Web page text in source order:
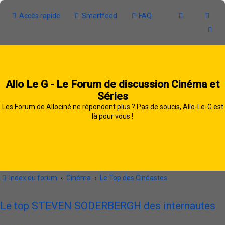
Accès rapide Smartfeed FAQ
Allo Le G - Le Forum de discussion Cinéma et
Séries
Les Forum de Allociné ne répondent plus ? Pas de soucis, Allo-Le-G est
là pour vous !
Index du forum Cinéma Le Top des Cinéastes
Le top STEVEN SODERBERGH des internautes